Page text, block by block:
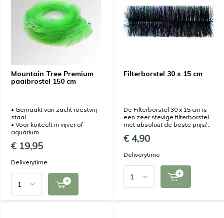
Mountain Tree Premium
paaibrostel 150 cm
• Gemaakt van zacht roestvrij
staal
• Voor koiteelt in vijver of
aquarium
€ 19,95
Deliverytime
Filterborstel 30 x 15 cm
De Filterborstel 30 x 15 cm is
een zeer stevige filterborstel
met absoluut de beste prijs/...
€ 4,90
Deliverytime